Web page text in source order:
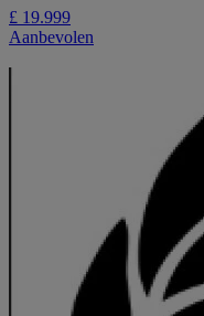
£ 19.999
Aanbevolen